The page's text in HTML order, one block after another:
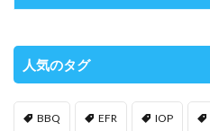
人気のタグ
BBQ EFR IOP